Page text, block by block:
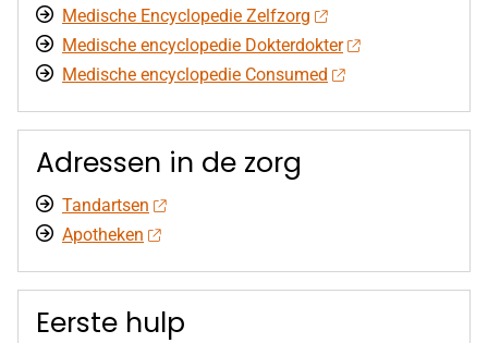
Medische Encyclopedie Zelfzorg
Medische encyclopedie Dokterdokter
Medische encyclopedie Consumed
Adressen in de zorg
Tandartsen
Apotheken
Eerste hulp